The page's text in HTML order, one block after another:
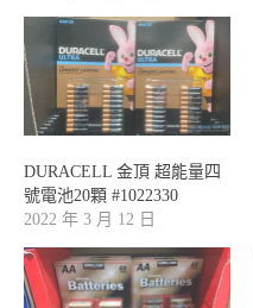
DURACELL 金頂 超能量四
號電池20顆 #1022330
2022 年 3 月 12 日